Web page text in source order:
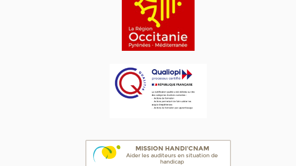
MISSION HANDI'CNAM
Aider les auditeurs en situation de
handicap